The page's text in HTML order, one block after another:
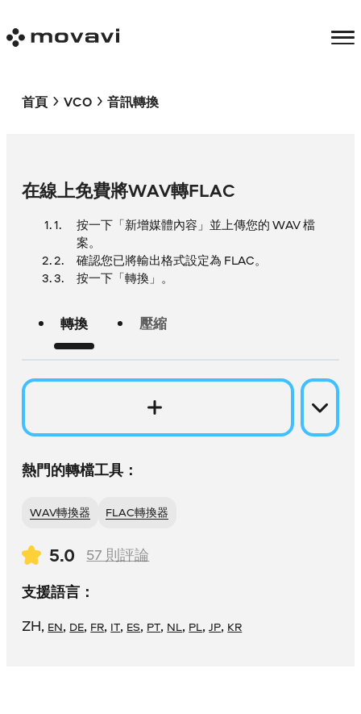
首頁 VCO 音訊轉換
在線上免費將WAV轉FLAC
按一下「新增媒體內容」並上傳您的 WAV 檔
案。
確認您已將輸出格式設定為 FLAC。
按一下「轉換」。
轉換 壓縮
熱門的轉檔工具：
WAV轉換器 FLAC轉換器
5.0 57 則評論
支援語言：
ZH, EN, DE, FR, IT, ES, PT, NL, PL,JP, KR